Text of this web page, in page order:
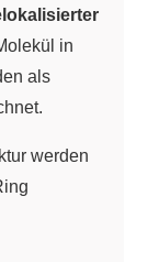
in
als
werden